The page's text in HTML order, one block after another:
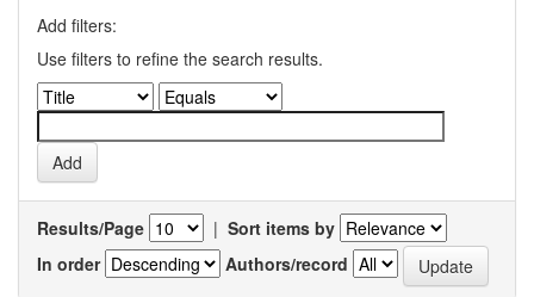
Add filters:
Use filters to refine the search results.
Results/Page | Sort items by
In order
Authors/record